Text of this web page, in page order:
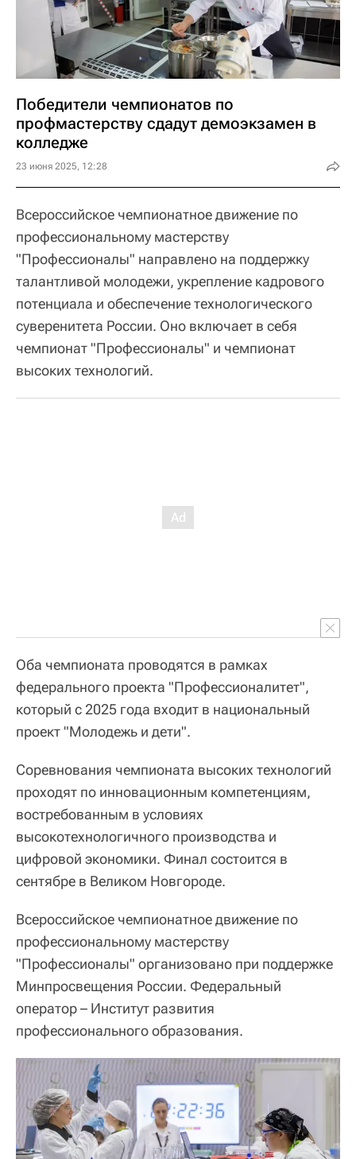
Победители чемпионатов по
профмастерству сдадут демоэкзамен в
колледже
23 июня 2025, 12:28
Всероссийское чемпионатное движение по
профессиональному мастерству
"Профессионалы" направлено на поддержку
талантливой молодежи, укрепление кадрового
потенциала и обеспечение технологического
суверенитета России. Оно включает в себя
чемпионат "Профессионалы" и чемпионат
высоких технологий.
Оба чемпионата проводятся в рамках
федерального проекта "Профессионалитет",
который с 2025 года входит в национальный
проект "Молодежь и дети".
Соревнования чемпионата высоких технологий
проходят по инновационным компетенциям,
востребованным в условиях
высокотехнологичного производства и
цифровой экономики. Финал состоится в
сентябре в Великом Новгороде.
Всероссийское чемпионатное движение по
профессиональному мастерству
"Профессионалы" организовано при поддержке
Минпросвещения России. Федеральный
оператор – Институт развития
профессионального образования.